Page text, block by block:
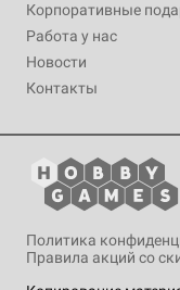
Корпоративные
Работа у нас
Новости
Контакты
Политика
Правила акций со